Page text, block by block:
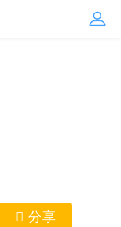
分享